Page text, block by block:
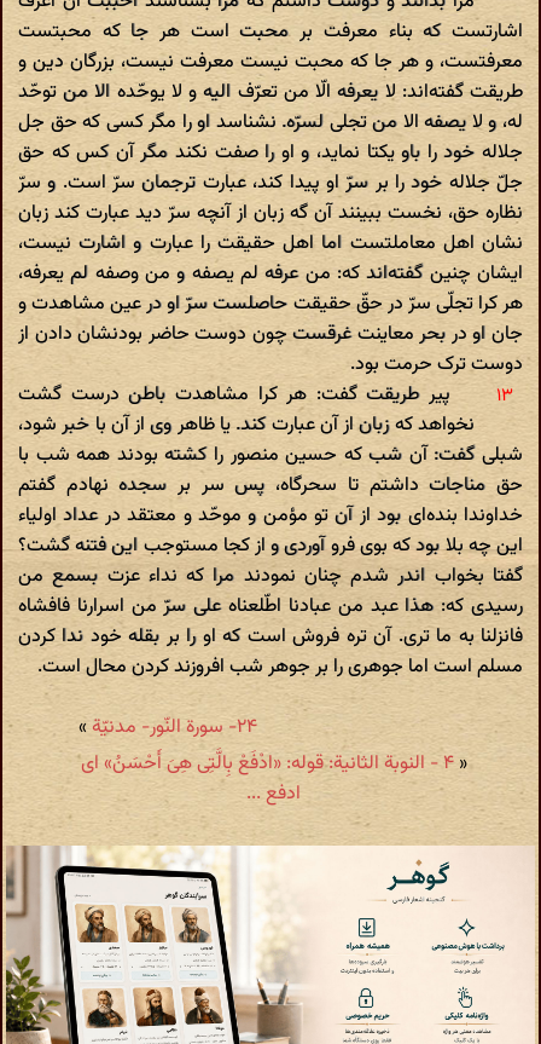
اشارتست که بناء معرفت بر محبت است هر جا که محبتست
معرفتست، و هر جا که محبت نیست معرفت نیست، بزرگان دین و
طریقت گفته‌اند: لا یعرفه الّا من تعرّف الیه و لا یوحّده الا من توحّد
له، و لا یصفه الا من تجلی لسرّه. نشناسد او را مگر کسی که حق جل
جلاله خود را باو یکتا نماید، و او را صفت نکند مگر آن کس که حق
جلّ جلاله خود را بر سرّ او پیدا کند، عبارت ترجمان سرّ است. و سرّ
نظاره حق، نخست ببینند آن گه زبان از آنچه سرّ دید عبارت کند زبان
نشان اهل معاملتست اما اهل حقیقت را عبارت و اشارت نیست،
ایشان چنین گفته‌اند که: من عرفه لم یصفه و من وصفه لم یعرفه،
هر کرا تجلّی سرّ در حقّ حقیقت حاصلست سرّ او در عین مشاهدت و
جان او در بحر معاینت غرقست چون دوست حاضر بودنشان دادن از
دوست ترک حرمت بود.
پیر طریقت گفت: هر کرا مشاهدت باطن درست گشت
نخواهد که زبان از آن عبارت کند. یا ظاهر وی از آن با خبر شود،
شبلی گفت: آن شب که حسین منصور را کشته بودند همه شب با
حق مناجات داشتم تا سحرگاه، پس سر بر سجده نهادم گفتم
خداوندا بنده‌ای بود از آن تو مؤمن و موحّد و معتقد در عداد اولیاء
این چه بلا بود که بوی فرو آوردی و از کجا مستوجب این فتنه گشت؟
گفتا بخواب اندر شدم چنان نمودند مرا که نداء عزت بسمع من
رسیدی که: هذا عبد من عبادنا اطّلعناه علی سرّ من اسرارنا فافشاه
فانزلنا به ما تری. آن تره فروش است که او را بر بقله خود ندا کردن
مسلم است اما جوهری را بر جوهر شب افروزند کردن محال است.
۲۴- سورة النّور- مدنیّة
»
« ۴ - النوبة الثانیة: قوله: «ادْفَعْ بِالَّتِی هِیَ أَحْسَنُ» ای
ادفع ...